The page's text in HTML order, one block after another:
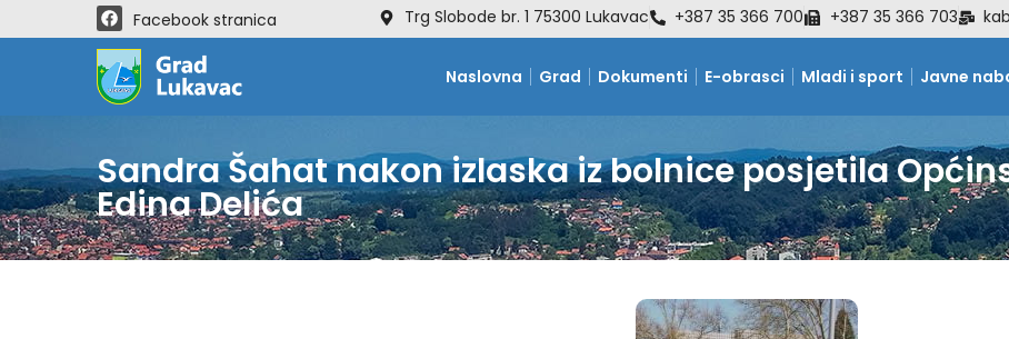
Trg Slobode br. 1 75300 Lukavac +387 35 366 700 +387 35 366 703
Facebook stranica
Naslovna Grad Dokumenti E-obrasci Mladi i sport Javne
Sandra Šahat nakon izlaska iz bolnice posjetila
Edina Delića